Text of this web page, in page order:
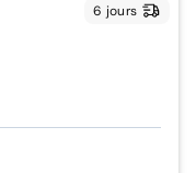
6 jours